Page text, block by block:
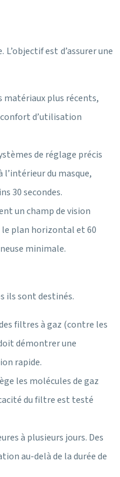
est d’assurer une
matériaux plus récents,
d’utilisation
de réglage précis
du masque,
30 secondes.
un champ de vision
plan horizontal et 60
minimale.
ils sont destinés.
filtres à gaz (contre les
démontrer une
rapide.
les molécules de gaz
du filtre est testé
à plusieurs jours. Des
au-delà de la durée de